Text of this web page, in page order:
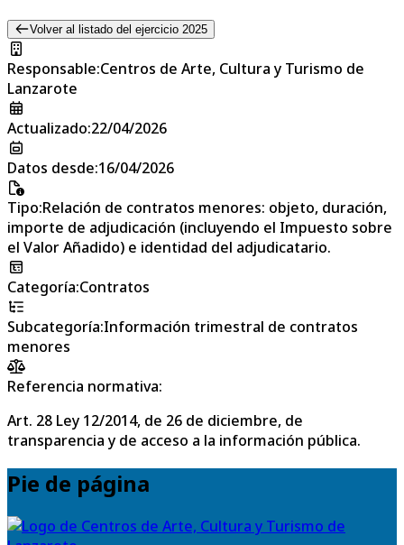
Volver al listado del ejercicio 2025
Responsable:Centros de Arte, Cultura y Turismo de
Lanzarote
Actualizado:22/04/2026
Datos desde:16/04/2026
Tipo:Relación de contratos menores: objeto, duración,
importe de adjudicación (incluyendo el Impuesto sobre
el Valor Añadido) e identidad del adjudicatario.
Categoría:Contratos
Subcategoría:Información trimestral de contratos
menores
Referencia normativa:
Art. 28 Ley 12/2014, de 26 de diciembre, de
transparencia y de acceso a la información pública.
Pie de página